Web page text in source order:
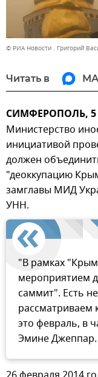
© РИА Новости . Григорий
Читать в
СИМФЕРОПОЛЬ, 5
Министерство
инициативой
должен
"деоккупацию
замглавы МИД
УНН.
"В рамках
мероприятием
саммит". Есть
рассматриваем
это февраль, в
Эмине Джеппар.